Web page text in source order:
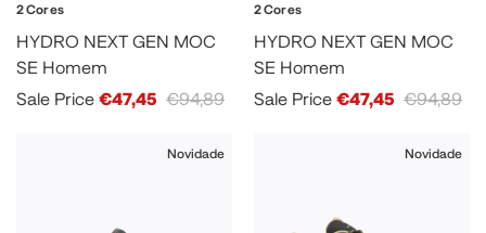
2 Cores
HYDRO NEXT GEN MOC
SE Homem
Sale Price €47,45 €94,89
2 Cores
HYDRO NEXT GEN MOC
SE Homem
Sale Price €47,45 €94,89
Novidade Novidade